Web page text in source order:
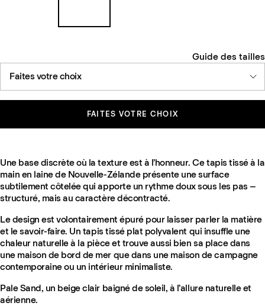
Guide des tailles
Faites votre choix
FAITES VOTRE CHOIX
Une base discrète où la texture est à l’honneur. Ce tapis tissé à la
main en laine de Nouvelle-Zélande présente une surface
subtilement côtelée qui apporte un rythme doux sous les pas –
structuré, mais au caractère décontracté.
Le design est volontairement épuré pour laisser parler la matière
et le savoir-faire. Un tapis tissé plat polyvalent qui insuffle une
chaleur naturelle à la pièce et trouve aussi bien sa place dans
une maison de bord de mer que dans une maison de campagne
contemporaine ou un intérieur minimaliste.
Pale Sand, un beige clair baigné de soleil, à l’allure naturelle et
aérienne.